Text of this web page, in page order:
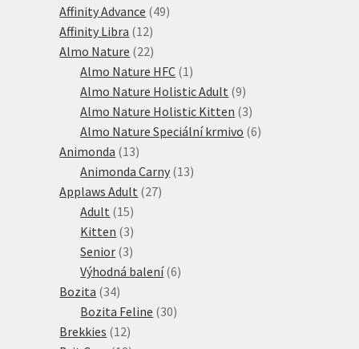
produkty
Affinity Advance 4949
Affinity Libra 1212
produktů
Almo Nature 2222
produktů
Almo Nature HFC 1 1
produkt
Almo Nature Holistic Adult 99
produktů
Almo Nature Holistic Kitten 33
produkty
Almo Nature Speciální krmivo 66
Animonda 1313
produktů
Animonda Carny 1313
Applaws Adult 2727
Adult 1515
produktů
Kitten 33
produkty
Senior 33
produkty
Výhodná balení 66
Bozita 3434
produktů
Bozita Feline 3030
Brekkies 1212